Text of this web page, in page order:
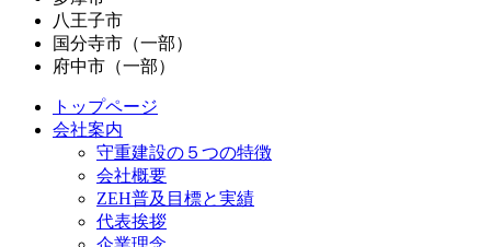
八王子市
国分寺市（一部）
府中市（一部）
トップページ
会社案内
守重建設の５つの特徴
会社概要
ZEH普及目標と実績
代表挨拶